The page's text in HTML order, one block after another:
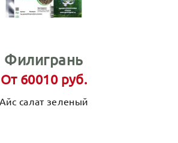
Филигрань
От 60010 руб.
Айс салат зеленый